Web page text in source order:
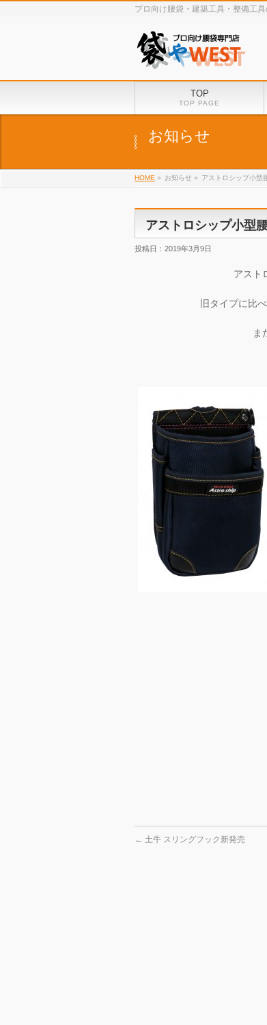
プロ向け腰袋・建築工具・整備工
TOP
TOP PAGE
お知らせ
HOME » お知らせ » アストロシップ小型
アストロシップ小型
投稿日：2019年3月9日
アスト
旧タイプに比
ま
← 土牛 スリングフック新発売